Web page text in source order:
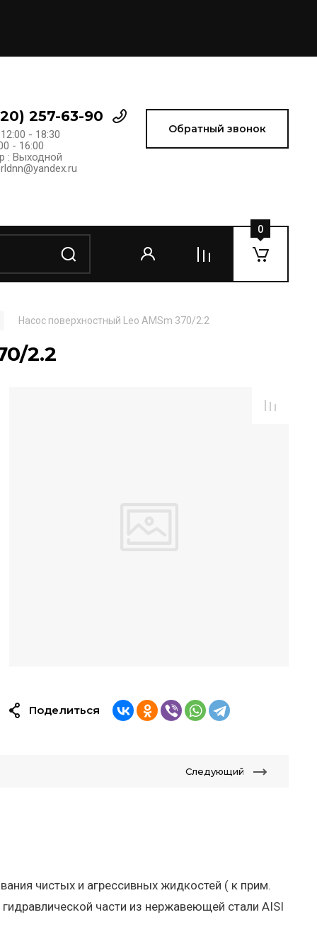
257-63-90
- 18:30
- 16:00
: Выходной
Обратный звонок
0
Насос поверхностный Leo AMSm 370/2.2
2.2
Поделиться
Следующий
чистых и агрессивных жидкостей ( к прим.
части из нержавеющей стали AISI